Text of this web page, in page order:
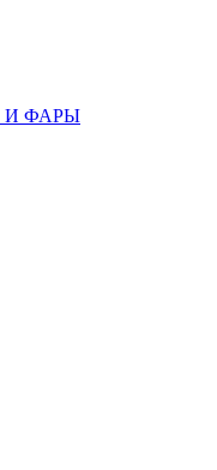
И ФАРЫ